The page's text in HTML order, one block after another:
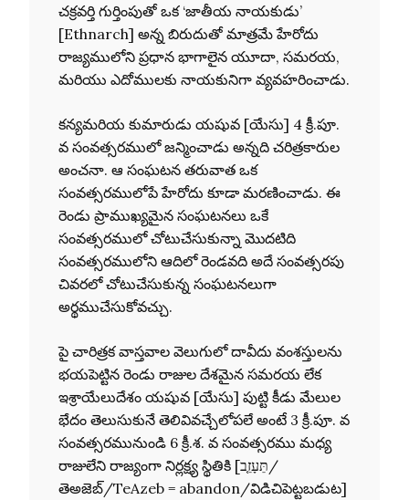
చక్రవర్తి గుర్తింపుతో ఒక ‘జాతీయ నాయకుడు’
[Ethnarch] అన్న బిరుదుతో మాత్రమే హేరోదు
రాజ్యములోని ప్రధాన భాగాలైన యూదా, సమరయ,
మరియు ఎదోములకు నాయకునిగా వ్యవహరించాడు.
కన్యమరియ కుమారుడు యషువ [యేసు] 4 క్రీ.పూ.
వ సంవత్సరములో జన్మించాడు అన్నది చరిత్రకారుల
అంచనా. ఆ సంఘటన తరువాత ఒక
సంవత్సరములోపే హేరోదు కూడా మరణించాడు. ఈ
రెండు ప్రాముఖ్యమైన సంఘటనలు ఒకే
సంవత్సరములో చోటుచేసుకున్నా మొదటిది
సంవత్సరములోని ఆదిలో రెండవది అదే సంవత్సరపు
చివరలో చోటుచేసుకున్న సంఘటనలుగా
అర్థముచేసుకోవచ్చు.
పై చారిత్రక వాస్తవాల వెలుగులో దావీదు వంశస్తులను
భయపెట్టిన రెండు రాజుల దేశమైన సమరయ లేక
ఇశ్రాయేలుదేశం యషువ [యేసు] పుట్టి కీడు మేలుల
భేదం తెలుసుకునే తెలివివచ్చేలోపలే అంటే 3 క్రీ.పూ. వ
సంవత్సరమునుండి 6 క్రీ.శ. వ సంవత్సరము మధ్య
రాజులేని రాజ్యంగా నిర్లక్ష్య స్థితికి [תֵּעָזֵ֤ב/
తెఅజెబ్/TeAzeb = abandon/విడిచిపెట్టబడుట]